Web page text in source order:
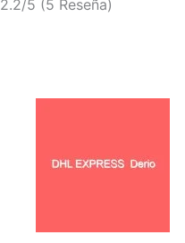
2.2/5 (5 Reseña)